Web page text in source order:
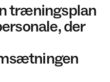
træningsplan
der